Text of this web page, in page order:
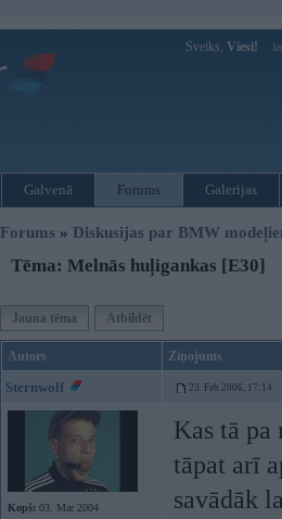
Sveiks, Viesi!
Galvenā Forums Galerijas
Forums » Diskusijas par BMW
Tēma: Melnās huļigankas [E30]
Jauna tēma Atbildēt
Autors Ziņojums
Sternwolf 23. Feb 2006, 17:14
Kopš: 03. Mar 2004
Kas tā
tāpat arī
savādāk